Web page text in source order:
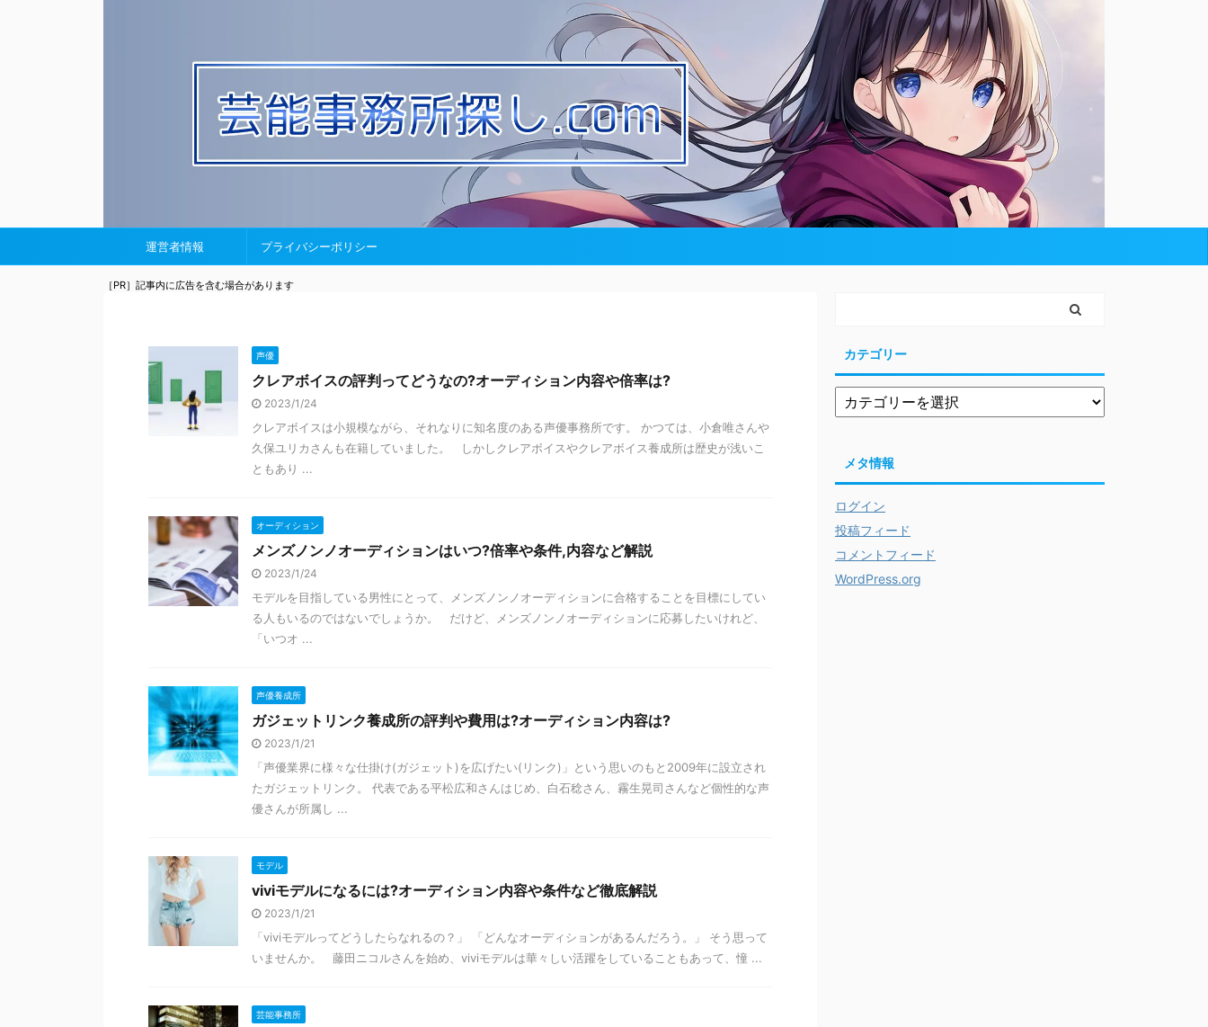
運営者情報 プライバシーポリシー
［PR］記事内に広告を含む場合があります
声優
クレアボイスの評判ってどうなの?オーディション内容や倍率は?
2023/1/24
クレアボイスは小規模ながら、それなりに知名度のある声優事務所です。 かつては、小倉唯さんや
久保ユリカさんも在籍していました。 しかしクレアボイスやクレアボイス養成所は歴史が浅いこ
ともあり ...
オーディション
メンズノンノオーディションはいつ?倍率や条件,内容など解説
2023/1/24
モデルを目指している男性にとって、メンズノンノオーディションに合格することを目標にしてい
る人もいるのではないでしょうか。 だけど、メンズノンノオーディションに応募したいけれど、
「いつオ ...
声優養成所
ガジェットリンク養成所の評判や費用は?オーディション内容は?
2023/1/21
「声優業界に様々な仕掛け(ガジェット)を広げたい(リンク)」という思いのもと2009年に設立され
たガジェットリンク。 代表である平松広和さんはじめ、白石稔さん、霧生晃司さんなど個性的な声
優さんが所属し ...
モデル
viviモデルになるには?オーディション内容や条件など徹底解説
2023/1/21
「viviモデルってどうしたらなれるの？」 「どんなオーディションがあるんだろう。」 そう思って
いませんか。 藤田ニコルさんを始め、viviモデルは華々しい活躍をしていることもあって、憧 ...
芸能事務所
カテゴリー
メタ情報
ログイン
投稿フィード
コメントフィード
WordPress.org